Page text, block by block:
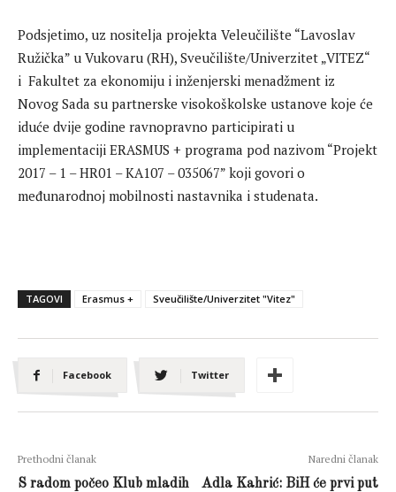
Podsjetimo, uz nositelja projekta Veleučilište “Lavoslav
Ružička” u Vukovaru (RH), Sveučilište/Univerzitet „VITEZ“
i Fakultet za ekonomiju i inženjerski menadžment iz
Novog Sada su partnerske visokoškolske ustanove koje će
iduće dvije godine ravnopravno participirati u
implementaciji ERASMUS + programa pod nazivom “Projekt
2017 – 1 – HR01 – KA107 – 035067” koji govori o
međunarodnoj mobilnosti nastavnika i studenata.
TAGOVI Erasmus + Sveučilište/Univerzitet "Vitez"
Facebook Twitter
Prethodni članak
S radom počeo Klub mladih
Naredni članak
Adla Kahrić: BiH će prvi put